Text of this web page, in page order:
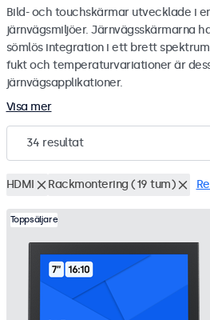
Bild- och touchskärmar utvecklade i
järnvägsmiljöer. Järnvägsskärmarna
sömlös integration i ett brett
fukt och temperaturvariationer är
järnvägsapplikationer.
Visa mer
34 resultat
HDMI Rackmontering (19 tum)
Toppsäljare